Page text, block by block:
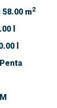
58.00 m2
l
l